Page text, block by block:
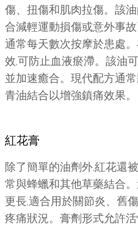
傷、扭傷和肌肉拉傷。該
合減輕運動損傷或意外事
通常每天數次按摩於患處
效,可防止血液瘀滯。該油
並加速癒合。現代配方通
青油結合以增強鎮痛效果。
紅花膏
除了簡單的油劑外,紅花還
常與蜂蠟和其他草藥結合
更長,適合用於關節炎、舊
疼痛狀況。膏劑形式允許